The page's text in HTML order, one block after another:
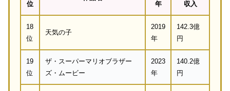
位
年
収入
18
位
天気の子
2019
年
142.3億
円
19
位
ザ・スーパーマリオブラザー
ズ・ムービー
2023
年
140.2億
円